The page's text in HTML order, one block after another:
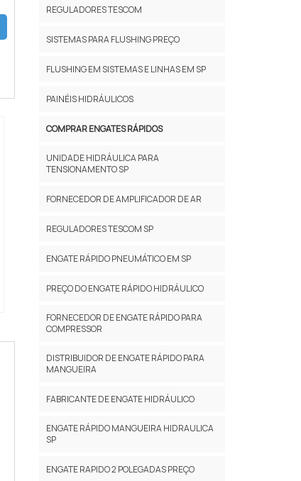
REGULADORES TESCOM
SISTEMAS PARA FLUSHING PREÇO
FLUSHING EM SISTEMAS E LINHAS EM SP
PAINÉIS HIDRÁULICOS
COMPRAR ENGATES RÁPIDOS
UNIDADE HIDRÁULICA PARA
TENSIONAMENTO SP
FORNECEDOR DE AMPLIFICADOR DE AR
REGULADORES TESCOM SP
ENGATE RÁPIDO PNEUMÁTICO EM SP
PREÇO DO ENGATE RÁPIDO HIDRÁULICO
FORNECEDOR DE ENGATE RÁPIDO PARA
COMPRESSOR
DISTRIBUIDOR DE ENGATE RÁPIDO PARA
MANGUEIRA
FABRICANTE DE ENGATE HIDRÁULICO
ENGATE RÁPIDO MANGUEIRA HIDRAULICA
SP
ENGATE RAPIDO 2 POLEGADAS PREÇO